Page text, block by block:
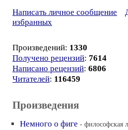
Написать личное сообщение
избранных
Произведений: 1330
Получено рецензий: 7614
Написано рецензий: 6806
Читателей: 116459
Произведения
Немного о фиге - философская